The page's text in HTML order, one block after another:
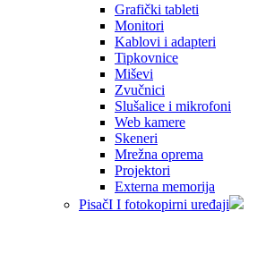
Grafički tableti
Monitori
Kablovi i adapteri
Tipkovnice
Miševi
Zvučnici
Slušalice i mikrofoni
Web kamere
Skeneri
Mrežna oprema
Projektori
Externa memorija
PisačI I fotokopirni uređaji